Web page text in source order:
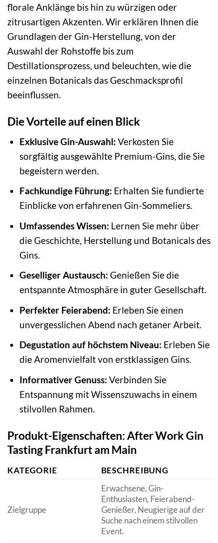
florale Anklänge bis hin zu würzigen oder
zitrusartigen Akzenten. Wir erklären Ihnen die
Grundlagen der Gin-Herstellung, von der
Auswahl der Rohstoffe bis zum
Destillationsprozess, und beleuchten, wie die
einzelnen Botanicals das Geschmacksprofil
beeinflussen.
Die Vorteile auf einen Blick
Exklusive Gin-Auswahl: Verkosten Sie
sorgfältig ausgewählte Premium-Gins, die Sie
begeistern werden.
Fachkundige Führung: Erhalten Sie fundierte
Einblicke von erfahrenen Gin-Sommeliers.
Umfassendes Wissen: Lernen Sie mehr über
die Geschichte, Herstellung und Botanicals des
Gins.
Geselliger Austausch: Genießen Sie die
entspannte Atmosphäre in guter Gesellschaft.
Perfekter Feierabend: Erleben Sie einen
unvergesslichen Abend nach getaner Arbeit.
Degustation auf höchstem Niveau: Erleben Sie
die Aromenvielfalt von erstklassigen Gins.
Informativer Genuss: Verbinden Sie
Entspannung mit Wissenszuwachs in einem
stilvollen Rahmen.
Produkt-Eigenschaften: After Work Gin
Tasting Frankfurt am Main
KATEGORIE BESCHREIBUNG
Zielgruppe
Erwachsene, Gin-
Enthusiasten, Feierabend-
Genießer, Neugierige auf der
Suche nach einem stilvollen
Event.